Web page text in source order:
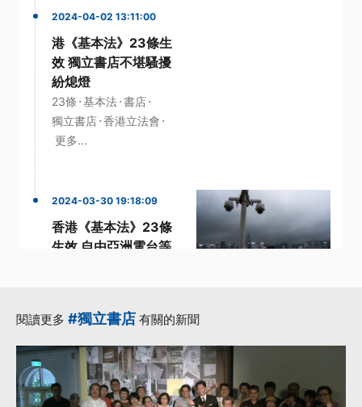
2024-04-02 13:11:00
港《基本法》23條生
效 獨立書店不堪騷擾
紛熄燈
23條 ·基本法·書店·
獨立書店·香港立法會 ·
更多...
2024-03-30 19:18:09
香港《基本法》23條
生效 自由亞洲電台等
閱讀更多 #獨立書店 有關的新聞